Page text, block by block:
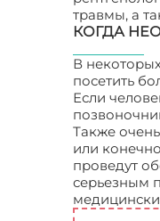
травмы, а
КОГДА
В
посетить
Если
Также
или
проведут
серьезным